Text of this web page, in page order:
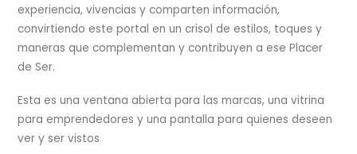
experiencia, vivencias y comparten información,
convirtiendo este portal en un crisol de estilos, toques y
maneras que complementan y contribuyen a ese Placer
de Ser.
Esta es una ventana abierta para las marcas, una vitrina
para emprendedores y una pantalla para quienes deseen
ver y ser vistos